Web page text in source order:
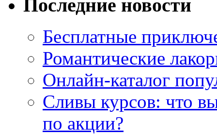
Последние новости
Бесплатные
Романтические
Онлайн-каталог
Сливы курсов: что
по акции?